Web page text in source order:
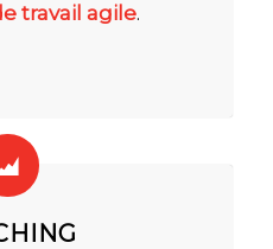
travail agile.